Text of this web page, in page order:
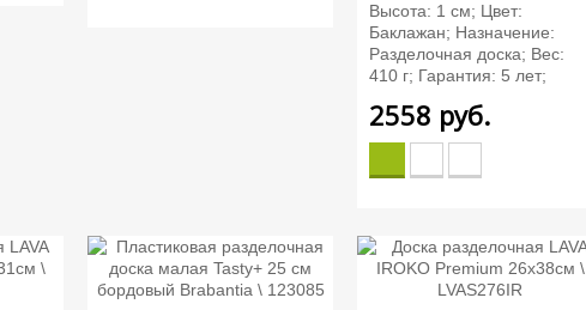
Высота: 1 см; Цвет:
Баклажан; Назначение:
Разделочная доска; Вес:
410 г; Гарантия: 5 лет;
2558 руб.